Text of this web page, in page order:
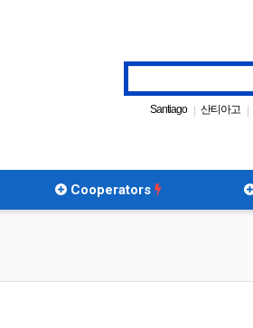
Santiago | 산티아고 |
Cooperators